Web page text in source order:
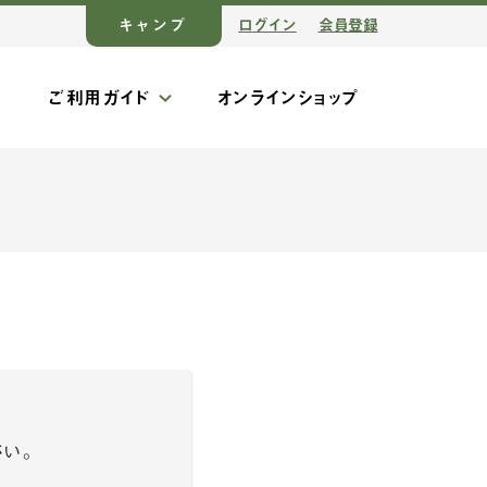
キャンプ ログイン 会員登録
ご利用ガイド オンラインショップ
。